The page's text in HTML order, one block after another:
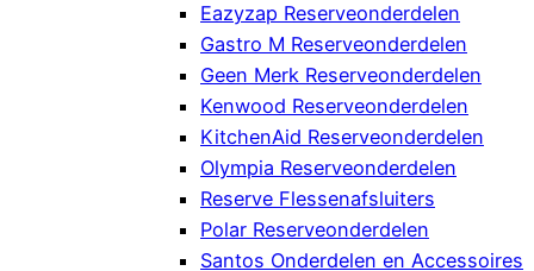
Eazyzap Reserveonderdelen
Gastro M Reserveonderdelen
Geen Merk Reserveonderdelen
Kenwood Reserveonderdelen
KitchenAid Reserveonderdelen
Olympia Reserveonderdelen
Reserve Flessenafsluiters
Polar Reserveonderdelen
Santos Onderdelen en Accessoires